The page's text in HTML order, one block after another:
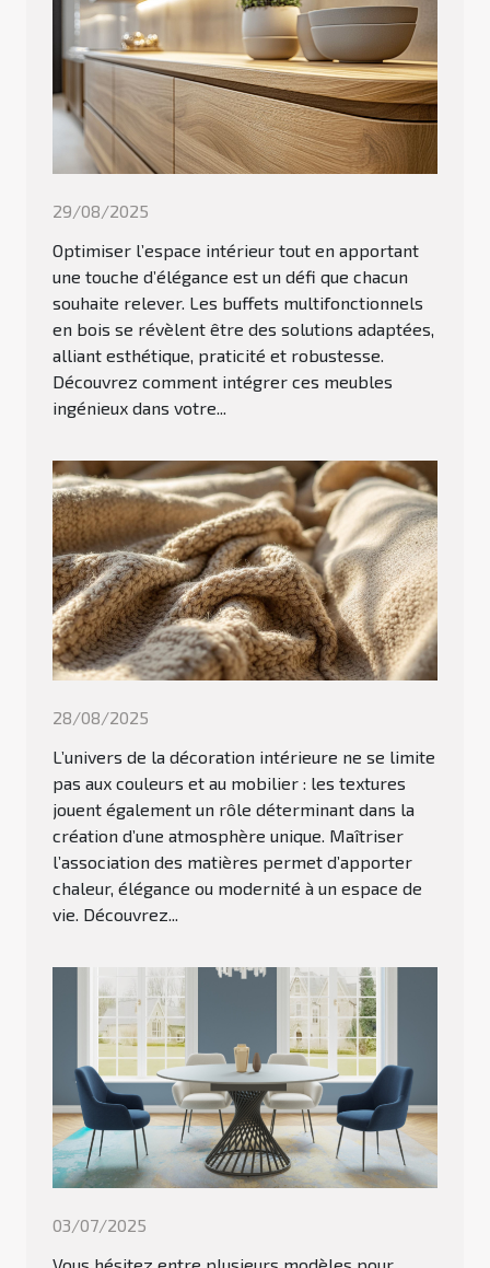
29/08/2025
Optimiser l’espace intérieur tout en apportant
une touche d’élégance est un défi que chacun
souhaite relever. Les buffets multifonctionnels
en bois se révèlent être des solutions adaptées,
alliant esthétique, praticité et robustesse.
Découvrez comment intégrer ces meubles
ingénieux dans votre...
28/08/2025
L’univers de la décoration intérieure ne se limite
pas aux couleurs et au mobilier : les textures
jouent également un rôle déterminant dans la
création d’une atmosphère unique. Maîtriser
l’association des matières permet d’apporter
chaleur, élégance ou modernité à un espace de
vie. Découvrez...
03/07/2025
Vous hésitez entre plusieurs modèles pour